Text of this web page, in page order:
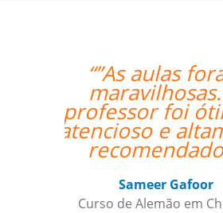
“” Destaco o
do Professor
que
Reginaldo
Curso de Italiano em